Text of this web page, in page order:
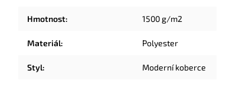
Hmotnost: 1500 g/m2
Materiál: Polyester
Styl: Moderní koberce